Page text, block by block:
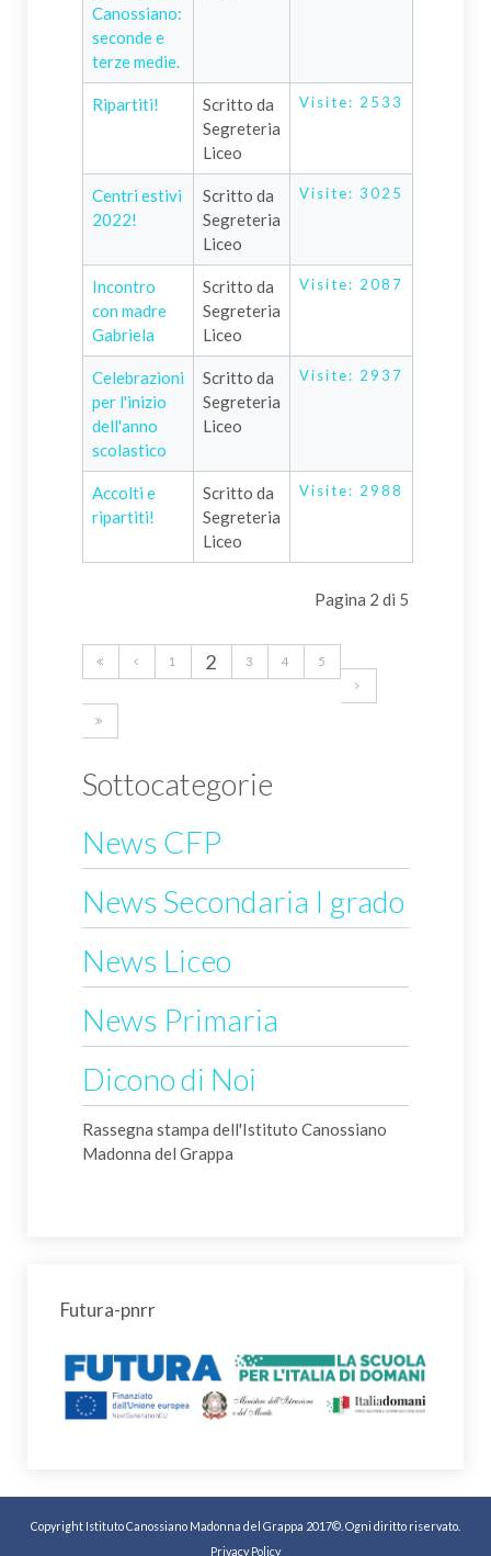
Canossiano:
seconde e
terze medie.
Ripartiti!
Scritto da
Segreteria
Liceo
Visite: 2533
Centri estivi
2022!
Scritto da
Segreteria
Liceo
Visite: 3025
Incontro
con madre
Gabriela
Scritto da
Segreteria
Liceo
Visite: 2087
Celebrazioni
per l'inizio
dell'anno
scolastico
Scritto da
Segreteria
Liceo
Visite: 2937
Accolti e
ripartiti!
Scritto da
Segreteria
Liceo
Visite: 2988
Pagina 2 di 5
1 2 3 4 5
Sottocategorie
News CFP
News Secondaria I grado
News Liceo
News Primaria
Dicono di Noi
Rassegna stampa dell'Istituto Canossiano
Madonna del Grappa
Futura-pnrr
Copyright Istituto Canossiano Madonna del Grappa 2017©. Ogni diritto riservato.
Privacy Policy